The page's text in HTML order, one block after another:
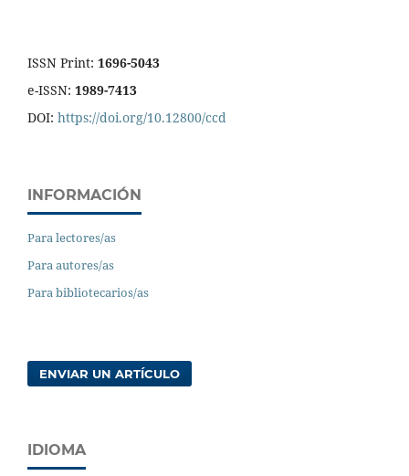
ISSN Print: 1696-5043
e-ISSN: 1989-7413
DOI: https://doi.org/10.12800/ccd
INFORMACIÓN
Para lectores/as
Para autores/as
Para bibliotecarios/as
ENVIAR UN ARTÍCULO
IDIOMA